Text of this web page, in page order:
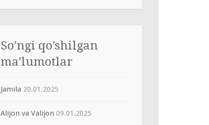
So’ngi qo’shilgan
ma’lumotlar
Jamila 20.01.2025
Alijon va Valijon 09.01.2025